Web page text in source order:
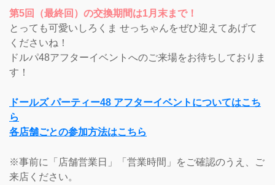
第5回（最終回）の交換期間は1月末まで！
とっても可愛いしろくま せっちゃんをぜひ迎えてあげて
くださいね！
ドルパ48アフターイベントへのご来場をお待ちしておりま
す！
ドールズ パーティー48 アフターイベントについてはこち
ら
各店舗ごとの参加方法はこちら
※事前に「店舗営業日」「営業時間」をご確認のうえ、ご
来店ください。